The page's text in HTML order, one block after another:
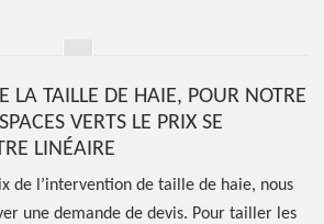
LA TAILLE DE HAIE, POUR NOTRE
VERTS LE PRIX SE
LINÉAIRE
de l’intervention de taille de haie, nous
une demande de devis. Pour tailler les